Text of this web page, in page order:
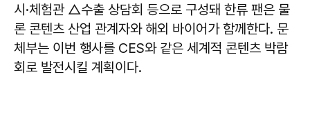
시·체험관 △수출 상담회 등으로 구성돼 한류 팬은 물
론 콘텐츠 산업 관계자와 해외 바이어가 함께한다. 문
체부는 이번 행사를 CES와 같은 세계적 콘텐츠 박람
회로 발전시킬 계획이다.